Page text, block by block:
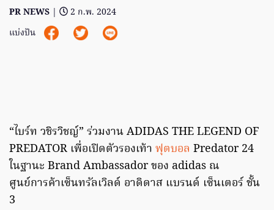
PR NEWS |
2 ก.พ. 2024
แบ่งปัน
“ไบร์ท วชิรวิชญ์” ร่วมงาน ADIDAS THE LEGEND OF
PREDATOR เพื่อเปิดตัวรองเท้า ฟุตบอล Predator 24
ในฐานะ Brand Ambassador ของ adidas ณ
ศูนย์การค้าเซ็นทรัลเวิลด์ อาดิดาส แบรนด์ เซ็นเตอร์ ชั้น
3